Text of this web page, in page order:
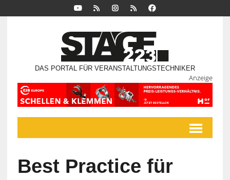
DAS PORTAL FÜR VERANSTALTUNGSTECHNIKER
Anzeige
Best Practice für